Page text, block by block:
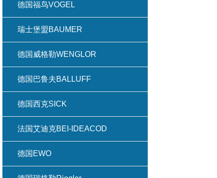
德国福鸟VOGEL
瑞士堡盟BAUMER
德国威格勒WENGLOR
德国巴鲁夫BALLUFF
德国西克SICK
法国艾迪克BEI-IDEACOD
德国EWO